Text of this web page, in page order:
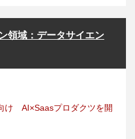
領域：データサイエン
け AI×Saasプロダクツを開